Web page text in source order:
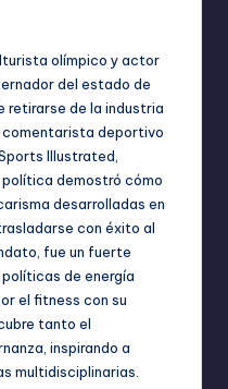
olímpico y actor
del estado de
retirarse de la industria
deportivo
Illustrated,
demostró cómo
desarrolladas en
con éxito al
fue un fuerte
de energía
el fitness con su
tanto el
inspirando a
multidisciplinarias.